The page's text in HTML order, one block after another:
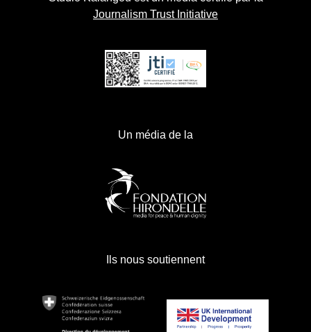
Journalism Trust Initiative
Un média de la
Ils nous soutiennent